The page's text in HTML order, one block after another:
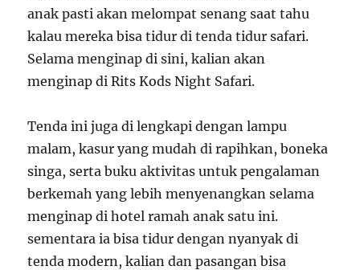
anak pasti akan melompat senang saat tahu
kalau mereka bisa tidur di tenda tidur safari.
Selama menginap di sini, kalian akan
menginap di Rits Kods Night Safari.
Tenda ini juga di lengkapi dengan lampu
malam, kasur yang mudah di rapihkan, boneka
singa, serta buku aktivitas untuk pengalaman
berkemah yang lebih menyenangkan selama
menginap di hotel ramah anak satu ini.
sementara ia bisa tidur dengan nyanyak di
tenda modern, kalian dan pasangan bisa